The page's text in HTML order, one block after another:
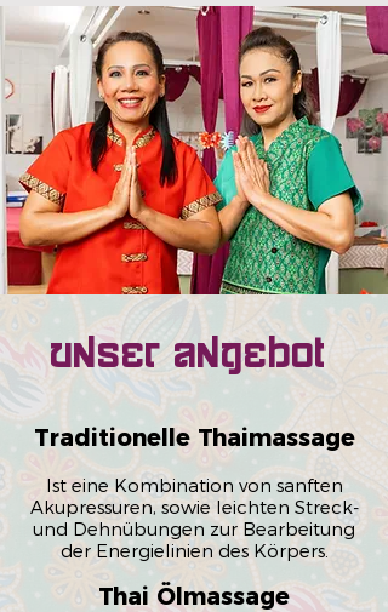
Unser Angebot
Traditionelle Thaimassage
Ist eine Kombination von sanften
Akupressuren, sowie leichten Streck-
und Dehnübungen zur Bearbeitung
der Energielinien des Körpers.
Thai Ölmassage